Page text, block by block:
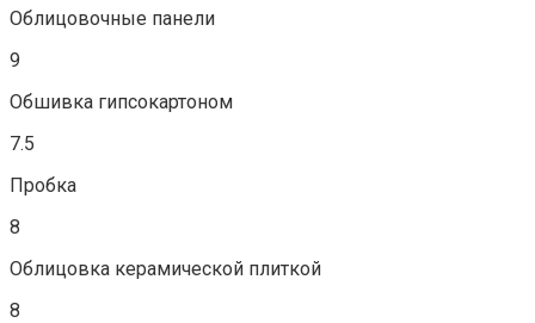
Облицовочные панели
9
Обшивка гипсокартоном
7.5
Пробка
8
Облицовка керамической плиткой
8